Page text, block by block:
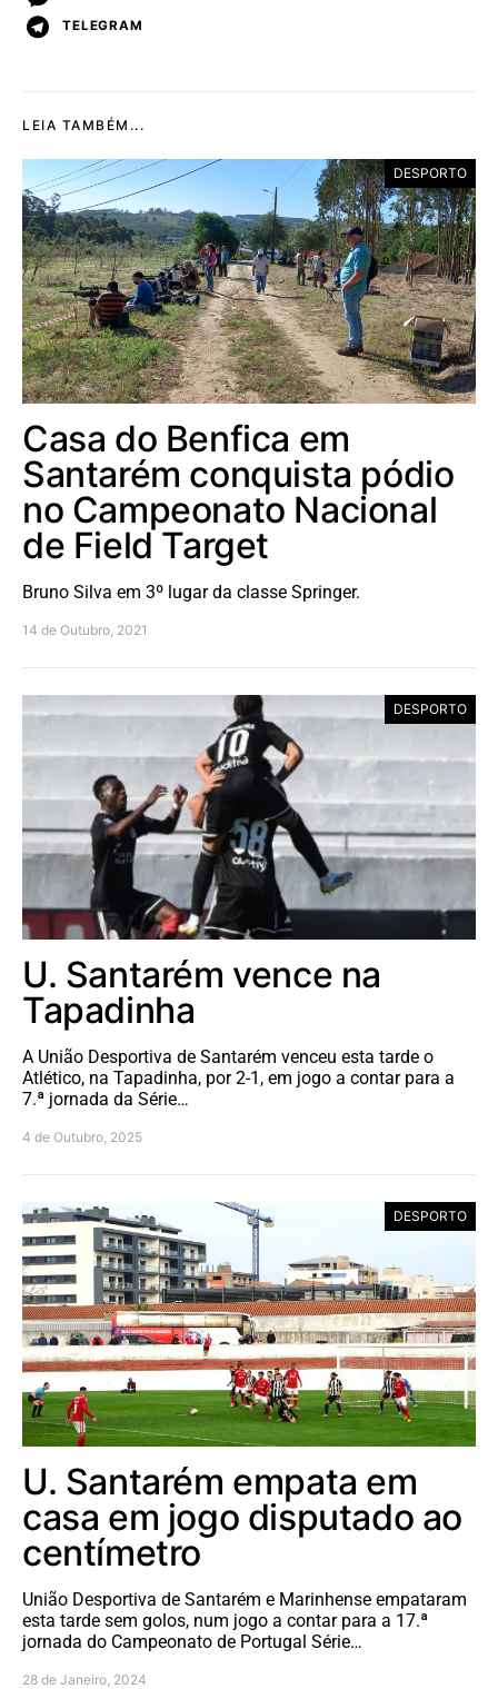
TELEGRAM
LEIA TAMBÉM...
DESPORTO
Casa do Benfica em
Santarém conquista pódio
no Campeonato Nacional
de Field Target
Bruno Silva em 3º lugar da classe Springer.
14 de Outubro, 2021
DESPORTO
U. Santarém vence na
Tapadinha
A União Desportiva de Santarém venceu esta tarde o
Atlético, na Tapadinha, por 2-1, em jogo a contar para a
7.ª jornada da Série…
4 de Outubro, 2025
DESPORTO
U. Santarém empata em
casa em jogo disputado ao
centímetro
União Desportiva de Santarém e Marinhense empataram
esta tarde sem golos, num jogo a contar para a 17.ª
jornada do Campeonato de Portugal Série…
28 de Janeiro, 2024